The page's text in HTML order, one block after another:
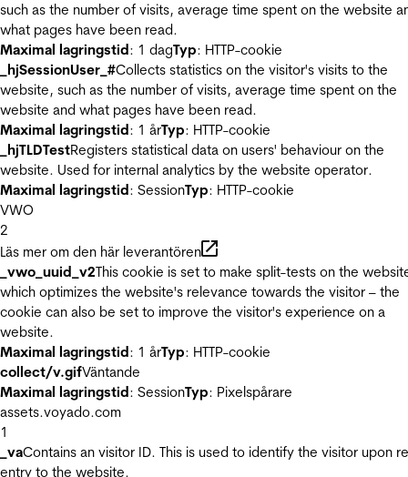
such as the number of visits, average time spent on the website
what pages have been read.
Maximal lagringstid: 1 dagTyp: HTTP-cookie
_hjSessionUser_#Collects statistics on the visitor's visits to the
website, such as the number of visits, average time spent on the
website and what pages have been read.
Maximal lagringstid: 1 årTyp: HTTP-cookie
_hjTLDTestRegisters statistical data on users' behaviour on the
website. Used for internal analytics by the website operator.
Maximal lagringstid: SessionTyp: HTTP-cookie
VWO
2
Läs mer om den här leverantören
_vwo_uuid_v2This cookie is set to make split-tests on the
which optimizes the website's relevance towards the visitor – the
cookie can also be set to improve the visitor's experience on a
website.
Maximal lagringstid: 1 årTyp: HTTP-cookie
collect/v.gifVäntande
Maximal lagringstid: SessionTyp: Pixelspårare
assets.voyado.com
1
_vaContains an visitor ID. This is used to identify the visitor upon
entry to the website.